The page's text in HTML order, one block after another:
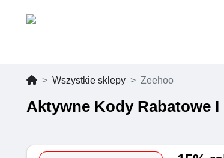
Wszystkie sklepy Zeehoo
Aktywne Kody Rabatowe